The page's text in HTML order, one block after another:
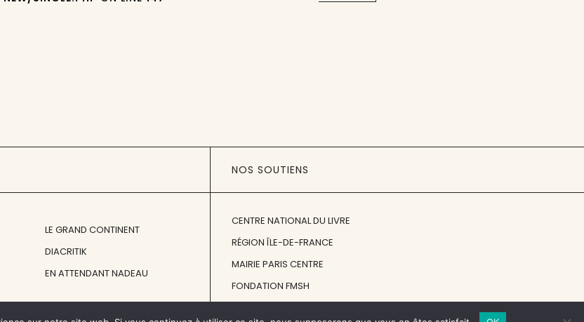
LE GRAND CONTINENT
DIACRITIK
EN ATTENDANT NADEAU
NOS SOUTIENS
CENTRE NATIONAL DU LIVRE
RÉGION ÎLE-DE-FRANCE
MAIRIE PARIS CENTRE
FONDATION FMSH